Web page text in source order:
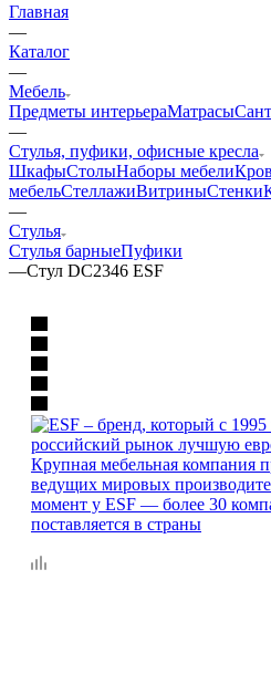
Главная
—
Каталог
—
Мебель
Предметы интерьераМатрасы
—
Стулья, пуфики, офисные кресла
ШкафыСтолыНаборы мебели
мебельСтеллажиВитриныСтенки
—
Стулья
Стулья барныеПуфики
—Стул DC2346 ESF